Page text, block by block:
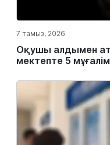
7 тамыз, 2026
Оқушы алдымен
мектепте 5